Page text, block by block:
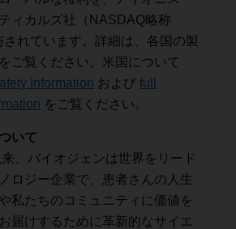
ィカルズ社（NASDAQ略称
されています。詳細は、各国の製
ご覧ください。米国について
Information およびfull
をご覧ください。
いて
、バイオジェンは世界をリード
ロジー企業で、患者さんの人生
私たちのコミュニティに価値を
届けするために革新的なサイエ